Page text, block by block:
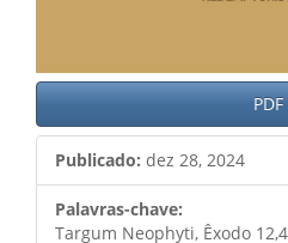
PDF
Publicado: dez 28, 2024
Palavras-chave:
Targum Neophyti, Êxodo